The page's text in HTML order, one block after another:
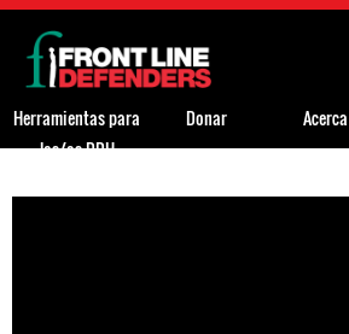
to
Back
to
top
Herramientas para
los/as DDH
Donar